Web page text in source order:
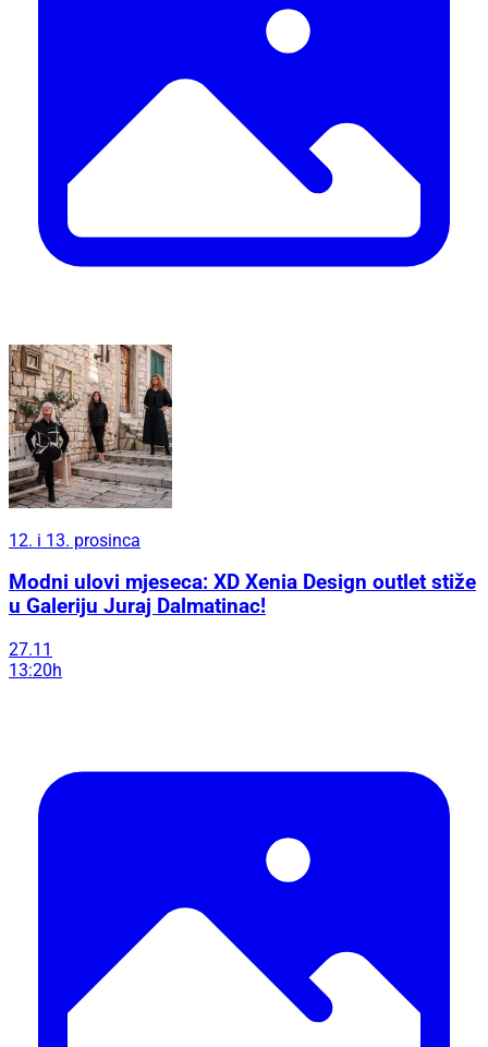
12. i 13. prosinca
Modni ulovi mjeseca: XD Xenia Design outlet stiže
u Galeriju Juraj Dalmatinac!
27.11
13:20h